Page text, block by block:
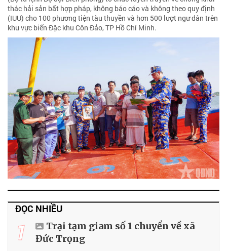
thác hải sản bất hợp pháp, không báo cáo và không theo quy định
(IUU) cho 100 phương tiện tàu thuyền và hơn 500 lượt ngư dân trên
khu vực biển Đặc khu Côn Đảo, TP Hồ Chí Minh.
ĐỌC NHIỀU
1
Trại tạm giam số 1 chuyển về xã
Đức Trọng